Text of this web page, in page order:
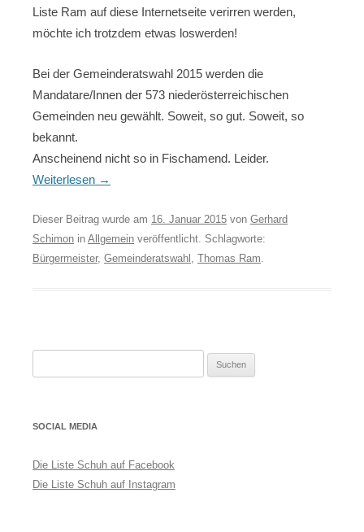
Liste Ram auf diese Internetseite verirren werden,
möchte ich trotzdem etwas loswerden!
Bei der Gemeinderatswahl 2015 werden die
Mandatare/Innen der 573 niederösterreichischen
Gemeinden neu gewählt. Soweit, so gut. Soweit, so
bekannt.
Anscheinend nicht so in Fischamend. Leider.
Weiterlesen →
Dieser Beitrag wurde am 16. Januar 2015 von Gerhard
Schimon in Allgemein veröffentlicht. Schlagworte:
Bürgermeister, Gemeinderatswahl Thomas Ram
nach:
SOCIAL MEDIA
Die Liste Schuh auf Facebook
Die Liste Schuh auf Instagram